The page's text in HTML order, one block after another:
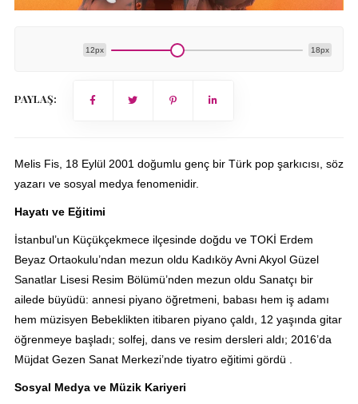
12px 18px
PAYLAŞ:
Melis Fis, 18 Eylül 2001 doğumlu genç bir Türk pop şarkıcısı, söz
yazarı ve sosyal medya fenomenidir.
Hayatı ve Eğitimi
İstanbul’un Küçükçekmece ilçesinde doğdu ve TOKİ Erdem
Beyaz Ortaokulu’ndan mezun oldu Kadıköy Avni Akyol Güzel
Sanatlar Lisesi Resim Bölümü’nden mezun oldu Sanatçı bir
ailede büyüdü: annesi piyano öğretmeni, babası hem iş adamı
hem müzisyen Bebeklikten itibaren piyano çaldı, 12 yaşında gitar
öğrenmeye başladı; solfej, dans ve resim dersleri aldı; 2016’da
Müjdat Gezen Sanat Merkezi’nde tiyatro eğitimi gördü .
Sosyal Medya ve Müzik Kariyeri